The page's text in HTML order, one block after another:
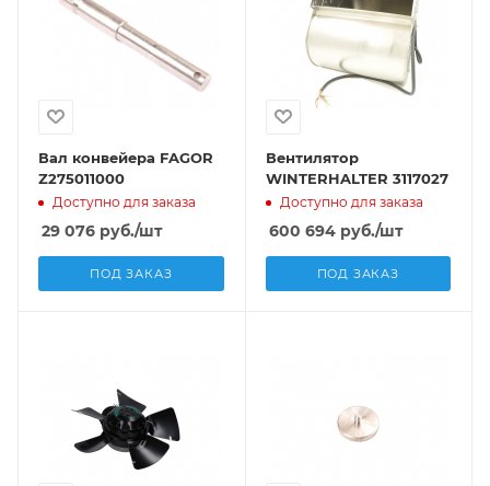
Вал конвейера FAGOR
Z275011000
Доступно для заказа
29 076 руб./шт
ПОД ЗАКАЗ
Вентилятор
WINTERHALTER 3117027
Доступно для заказа
600 694руб./шт
ПОД ЗАКАЗ